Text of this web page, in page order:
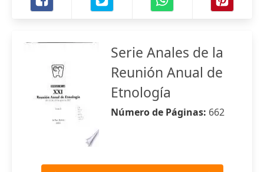
Serie Anales de la
Reunión Anual de
Etnología
Número de Páginas: 662